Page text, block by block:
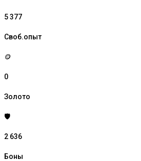
5 377
Своб.опыт
🪙
0
Золото
🛡️
2 636
Боны